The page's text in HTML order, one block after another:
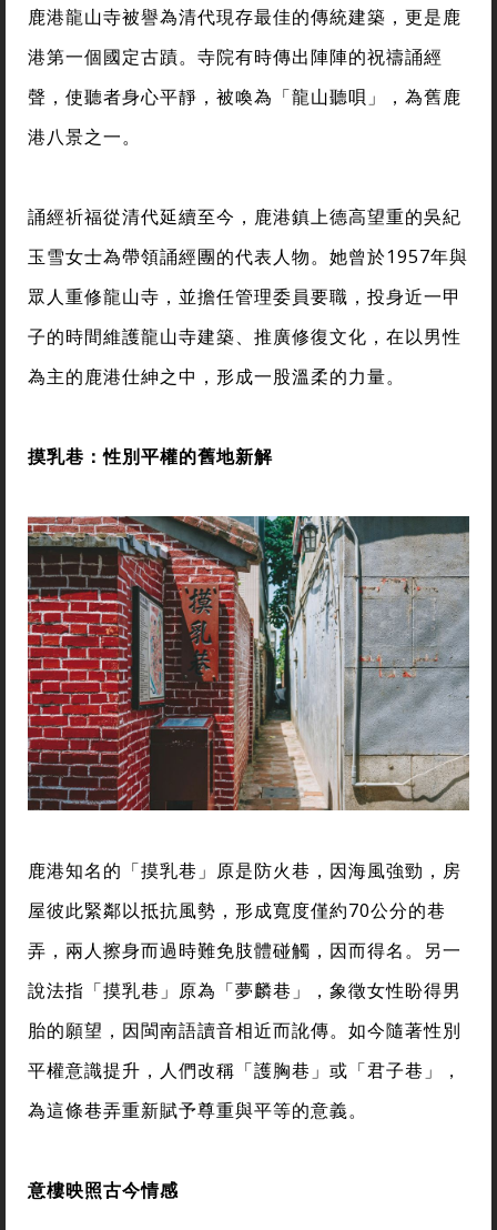
鹿港龍山寺被譽為清代現存最佳的傳統建築，更是鹿
港第一個國定古蹟。寺院有時傳出陣陣的祝禱誦經
聲，使聽者身心平靜，被喚為「龍山聽唄」，為舊鹿
港八景之一。
誦經祈福從清代延續至今，鹿港鎮上德高望重的吳紀
玉雪女士為帶領誦經團的代表人物。她曾於1957年與
眾人重修龍山寺，並擔任管理委員要職，投身近一甲
子的時間維護龍山寺建築、推廣修復文化，在以男性
為主的鹿港仕紳之中，形成一股溫柔的力量。
摸乳巷：性別平權的舊地新解
鹿港知名的「摸乳巷」原是防火巷，因海風強勁，房
屋彼此緊鄰以抵抗風勢，形成寬度僅約70公分的巷
弄，兩人擦身而過時難免肢體碰觸，因而得名。另一
說法指「摸乳巷」原為「夢麟巷」，象徵女性盼得男
胎的願望，因閩南語讀音相近而訛傳。如今隨著性別
平權意識提升，人們改稱「護胸巷」或「君子巷」，
為這條巷弄重新賦予尊重與平等的意義。
意樓映照古今情感